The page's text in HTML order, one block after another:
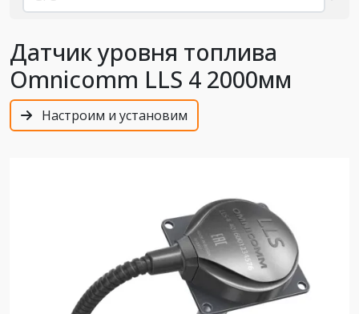
Датчик уровня топлива
Omnicomm LLS 4 2000мм
Настроим и установим